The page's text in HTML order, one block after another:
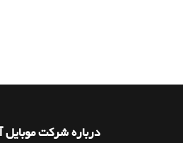
درباره شرکت موبایل